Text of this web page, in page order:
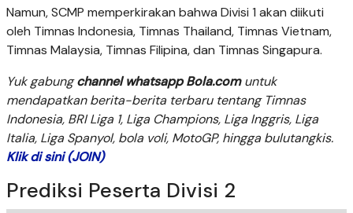
Namun, SCMP memperkirakan bahwa Divisi 1 akan diikuti
oleh Timnas Indonesia, Timnas Thailand, Timnas Vietnam,
Timnas Malaysia, Timnas Filipina, dan Timnas Singapura.
Yuk gabungchannel whatsapp Bola.comuntuk
mendapatkan berita-berita terbaru tentang Timnas
Indonesia, BRI Liga 1, Liga Champions, Liga Inggris, Liga
Italia, Liga Spanyol, bola voli, MotoGP, hingga bulutangkis.
Klik di sini (JOIN)
Prediksi Peserta Divisi 2